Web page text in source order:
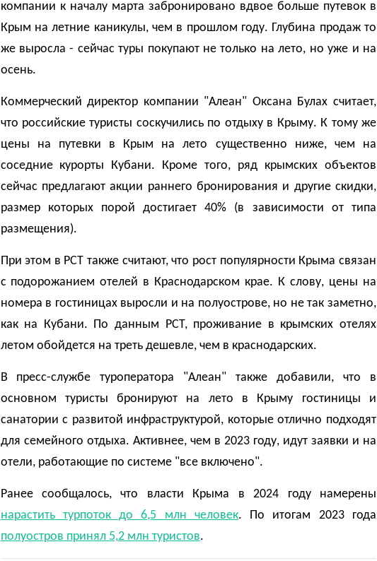
компании к началу марта забронировано вдвое больше путевок в
Крым на летние каникулы, чем в прошлом году. Глубина продаж то
же выросла - сейчас туры покупают не только на лето, но уже и на
осень.
Коммерческий директор компании "Алеан" Оксана Булах считает,
что российские туристы соскучились по отдыху в Крыму. К тому же
цены на путевки в Крым на лето существенно ниже, чем на
соседние курорты Кубани. Кроме того, ряд крымских объектов
сейчас предлагают акции раннего бронирования и другие скидки,
размер которых порой достигает 40% (в зависимости от типа
размещения).
При этом в РСТ также считают, что рост популярности Крыма связан
с подорожанием отелей в Краснодарском крае. К слову, цены на
номера в гостиницах выросли и на полуострове, но не так заметно,
как на Кубани. По данным РСТ, проживание в крымских отелях
летом обойдется на треть дешевле, чем в краснодарских.
В пресс-службе туроператора "Алеан" также добавили, что в
основном туристы бронируют на лето в Крыму гостиницы и
санатории с развитой инфраструктурой, которые отлично подходят
для семейного отдыха. Активнее, чем в 2023 году, идут заявки и на
отели, работающие по системе "все включено".
Ранее сообщалось, что власти Крыма в 2024 году намерены
нарастить турпоток до 6,5 млн человек. По итогам 2023 года
полуостров принял 5,2 млн туристов.